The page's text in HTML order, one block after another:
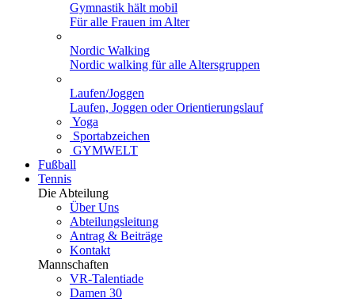
Gymnastik hält mobil
Für alle Frauen im Alter
Nordic Walking
Nordic walking für alle Altersgruppen
Laufen/Joggen
Laufen, Joggen oder Orientierungslauf
Yoga
Sportabzeichen
GYMWELT
Fußball
Tennis
Die Abteilung
Über Uns
Abteilungsleitung
Antrag & Beiträge
Kontakt
Mannschaften
VR-Talentiade
Damen 30